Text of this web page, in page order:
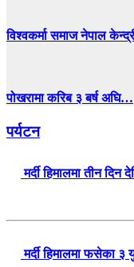
विश्वकर्मा समाज नेपाल
पोखरामा करिब ३ बर्ष अघि…
पर्यटन
मर्दी हिमालमा तीन
मर्दी हिमालमा फसेका ३